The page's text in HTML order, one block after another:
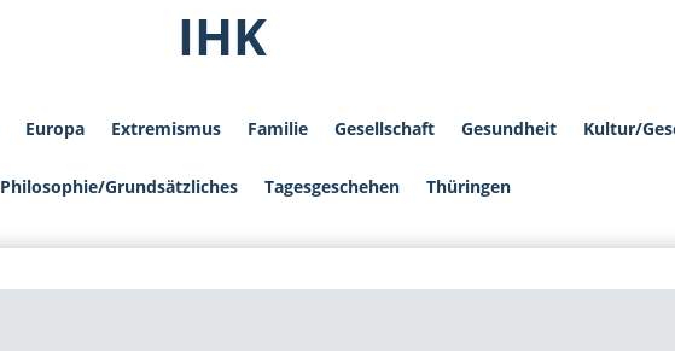
IHK
Europa Extremismus Familie Gesellschaft Gesundheit Kultur/
Philosophie/Grundsätzliches Tagesgeschehen Thüringen